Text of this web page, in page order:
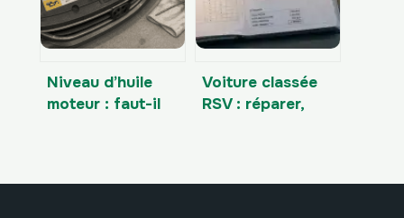
Niveau d’huile
moteur : faut-il
comment éviter
Voiture classée
RSV : réparer,